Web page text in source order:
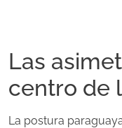
Las
centro de
La postura